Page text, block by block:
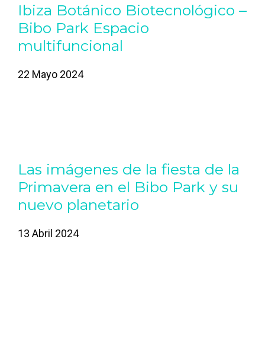
Ibiza Botánico Biotecnológico –
Bibo Park Espacio
multifuncional
22 Mayo 2024
Las imágenes de la fiesta de la
Primavera en el Bibo Park y su
nuevo planetario
13 Abril 2024